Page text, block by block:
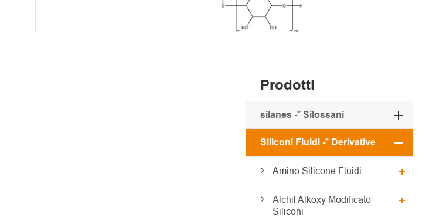
Prodotti
silanes -* Silossani
Siliconi Fluidi -* Derivative
Amino Silicone Fluidi
Alchil Alkoxy Modificato
Siliconi